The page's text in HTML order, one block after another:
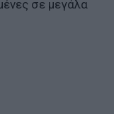
σε μεγάλα